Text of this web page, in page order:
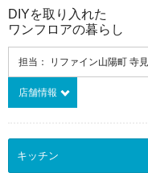
DIYを取り入れた
ワンフロアの暮らし
担当： リファイン山陽町 寺
店舗情報